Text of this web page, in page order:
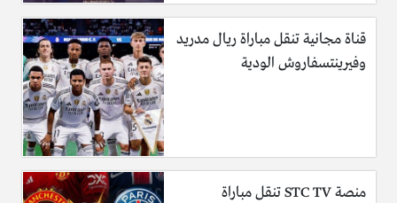
قناة مجانية تنقل مباراة ريال مدريد
وفيرينتسفاروش الودية
منصة STC TV تنقل مباراة